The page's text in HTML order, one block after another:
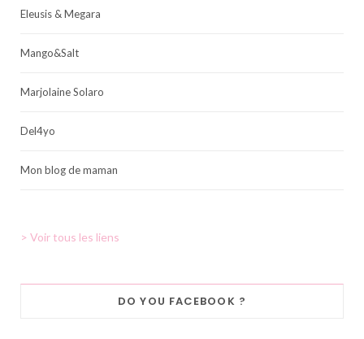
Eleusis & Megara
Mango&Salt
Marjolaine Solaro
Del4yo
Mon blog de maman
> Voir tous les liens
DO YOU FACEBOOK ?